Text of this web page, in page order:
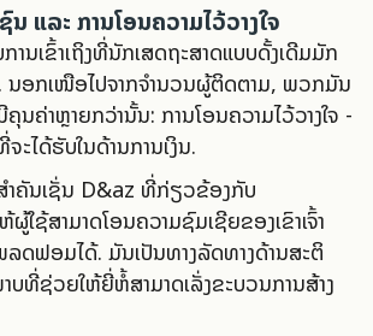
ນ ແລະ ການໂອນຄວາມໄວ້ວາງໃຈ
ານເຂົ້າເຖິງທີ່ນັກເສດຖະສາດແບບດັ້ງເດີມມັກ
ນອກເໜືອໄປຈາກຈຳນວນຜູ້ຕິດຕາມ, ພວກມັນ
ຄຸນຄ່າຫຼາຍກວ່ານັ້ນ: ການໂອນຄວາມໄວ້ວາງໃຈ -
ໄດ້ຮັບໃນດ້ານການເງິນ.
ຄັນເຊັ່ນ D&az ທີ່ກ່ຽວຂ້ອງກັບ
ຊ້ສາມາດໂອນຄວາມຊົມເຊີຍຂອງເຂົາເຈົ້າ
ດຟອມໄດ້. ມັນເປັນທາງລັດທາງດ້ານສະຕິ
ທີ່ຊ່ວຍໃຫ້ຍີ່ຫໍ້ສາມາດເລັ່ງຂະບວນການສ້າງ